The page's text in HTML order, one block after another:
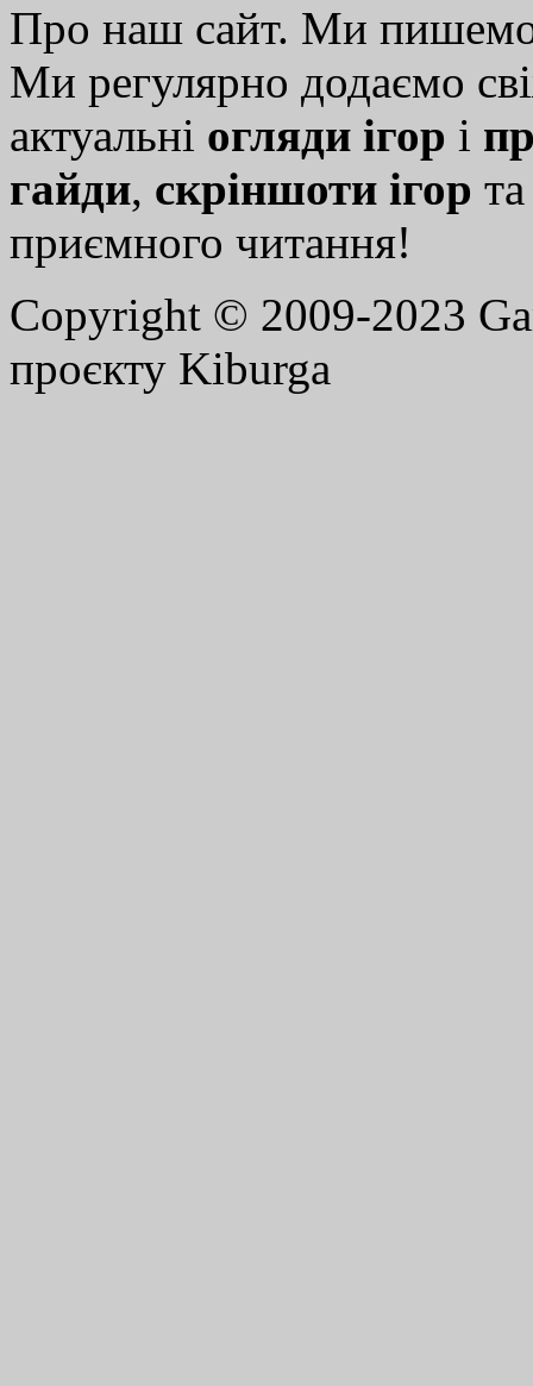
Про наш сайт. Ми
Ми регулярно додаємо
актуальні огляди ігор і
гайди, скріншоти ігор
приємного читання!
Copyright © 2009-2023
проєкту Kiburga